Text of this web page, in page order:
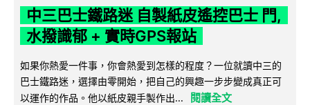
中三巴士鐵路迷 自製紙皮遙控巴士 門,
水撥識郁 + 實時GPS報站
如果你熱愛一件事，你會熱愛到怎樣的程度？一位就讀中三的
巴士鐵路迷，選擇由零開始，把自己的興趣一步步變成真正可
以運作的作品。他以紙皮親手製作出...
閱讀全文